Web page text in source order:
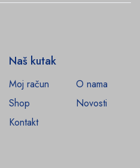
Naš kutak
Moj račun
O nama
Shop
Novosti
Kontakt